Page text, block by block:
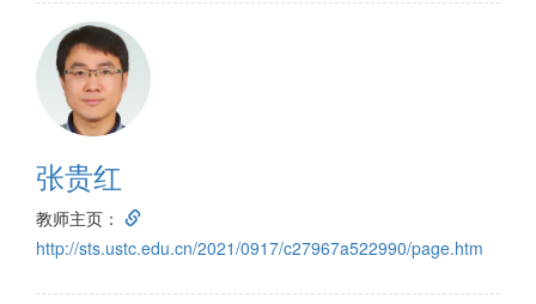
张贵红
教师主页：
http://sts.ustc.edu.cn/2021/0917/c27967a522990/page.htm